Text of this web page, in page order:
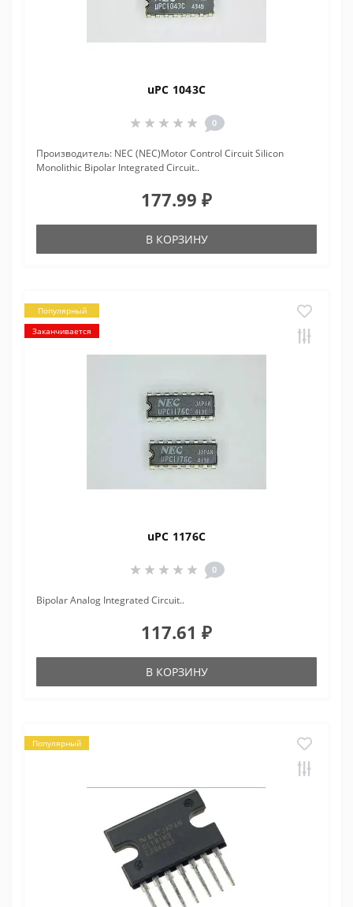
uPC 1043C
0
Производитель: NEC (NEC)Motor Control Circuit Silicon
Monolithic Bipolar Integrated Circuit..
177.99 ₽
В КОРЗИНУ
Популярный
Заканчивается
uPC 1176C
0
Bipolar Analog Integrated Circuit..
117.61 ₽
В КОРЗИНУ
Популярный